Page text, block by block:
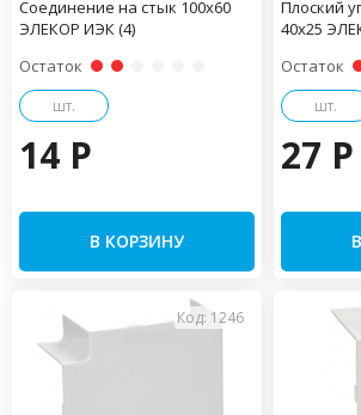
Соединение на стык 100х60
ЭЛЕКОР ИЭК (4)
Остаток
шт.
14 P
В КОРЗИНУ
Плоский
40х25
Остаток
шт.
27 P
Код: 1246